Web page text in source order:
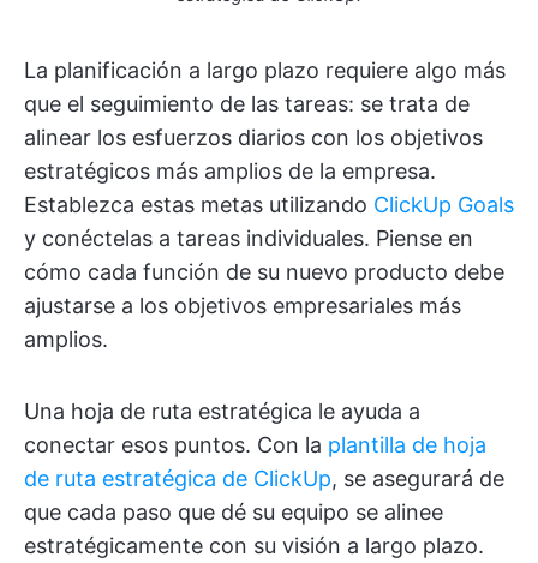
La planificación a largo plazo requiere algo más
que el seguimiento de las tareas: se trata de
alinear los esfuerzos diarios con los objetivos
estratégicos más amplios de la empresa.
Establezca estas metas utilizando ClickUp Goals
y conéctelas a tareas individuales. Piense en
cómo cada función de su nuevo producto debe
ajustarse a los objetivos empresariales más
amplios.
Una hoja de ruta estratégica le ayuda a
conectar esos puntos. Con la plantilla de hoja
de ruta estratégica de ClickUp, se asegurará de
que cada paso que dé su equipo se alinee
estratégicamente con su visión a largo plazo.